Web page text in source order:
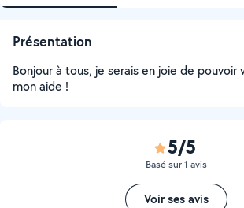
Présentation
Bonjour à tous, je serais en joie de pouvoir
mon aide !
5/5
Basé sur 1 avis
Voir ses avis